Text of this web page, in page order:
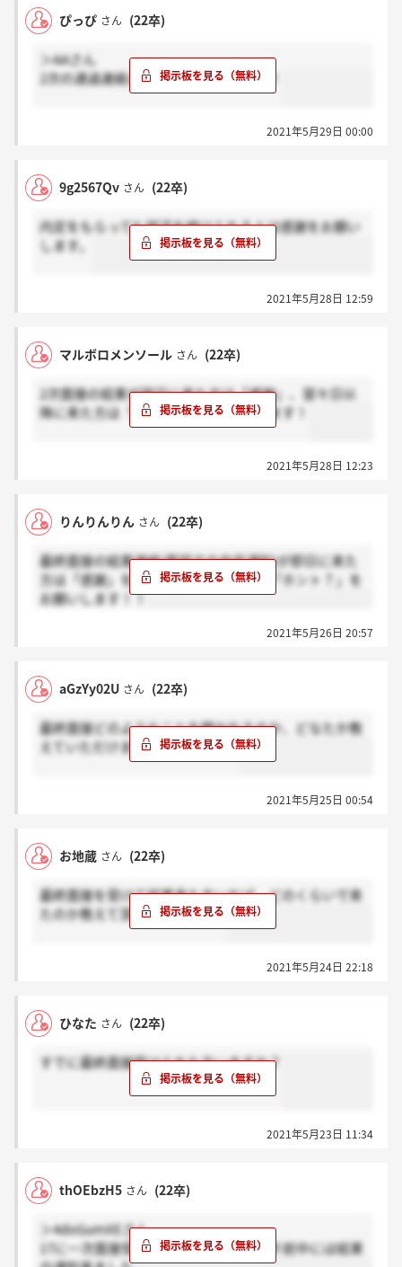
ぴっぴ さん (22卒)
＞AAさん
2次の通過連絡1週間経ってきましたよ！
2021年5月29日 00:00
9g2567Qv さん (22卒)
内定をもらっても就活を続けられる人は感謝をお願い
します。
2021年5月28日 12:59
マルボロメンソール さん (22卒)
2次面接の結果が翌日に来た方は「感謝」、翌々日以
降に来た方は「ホント？」をお願いします！
2021年5月28日 12:23
りんりんりん さん (22卒)
最終面接の結果連絡(電話での内定通知)が即日に来た
方は「感謝」を、即日以降に来た方は「ホント？」を
お願いします！！
2021年5月26日 20:57
aGzYy02U さん (22卒)
最終面接どのようなことを聞かれるのか、どなたか教
えていただけませんでしょうか？
2021年5月25日 00:54
お地蔵 さん (22卒)
最終面接を受けて結果来た方いれば、どのくらいで来
たのか教えて頂きたいです。！
2021年5月24日 22:18
ひなた さん (22卒)
すでに最終面接受けられた方いますか？
2021年5月23日 11:34
thOEbzH5 さん (22卒)
＞4doGumXEさん
17に一次面接受けましたが、次の日の午前中には結果